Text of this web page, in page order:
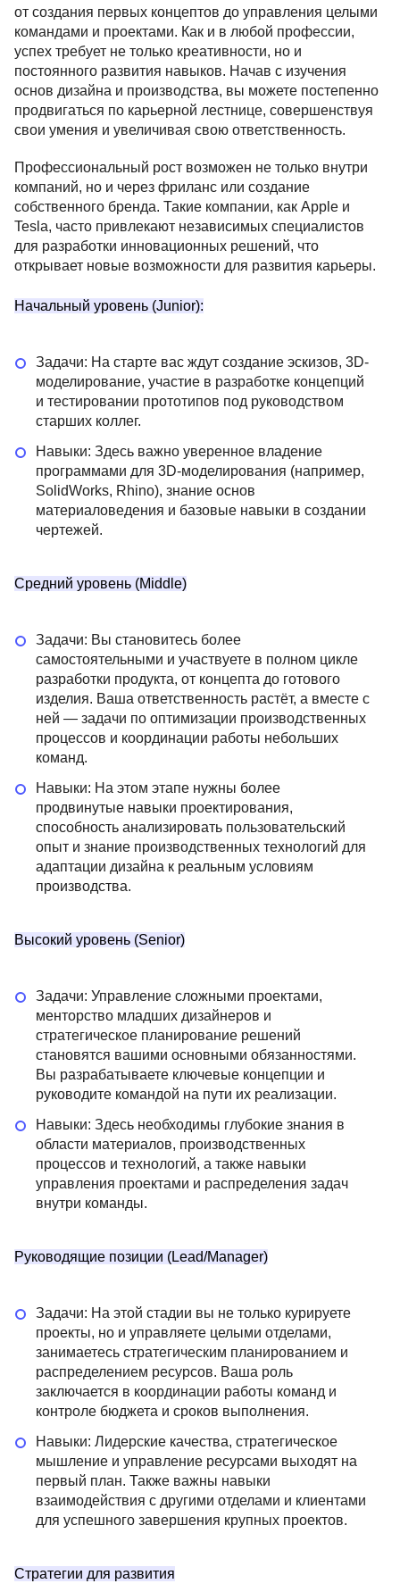
от создания первых концептов до управления целыми
командами и проектами. Как и в любой профессии,
успех требует не только креативности, но и
постоянного развития навыков. Начав с изучения
основ дизайна и производства, вы можете постепенно
продвигаться по карьерной лестнице, совершенствуя
свои умения и увеличивая свою ответственность.
Профессиональный рост возможен не только внутри
компаний, но и через фриланс или создание
собственного бренда. Такие компании, как Apple и
Tesla, часто привлекают независимых специалистов
для разработки инновационных решений, что
открывает новые возможности для развития карьеры.
Начальный уровень (Junior):
Задачи: На старте вас ждут создание эскизов, 3D-
моделирование, участие в разработке концепций
и тестировании прототипов под руководством
старших коллег.
Навыки: Здесь важно уверенное владение
программами для 3D-моделирования (например,
SolidWorks, Rhino), знание основ
материаловедения и базовые навыки в создании
чертежей.
Средний уровень (Middle)
Задачи: Вы становитесь более
самостоятельными и участвуете в полном цикле
разработки продукта, от концепта до готового
изделия. Ваша ответственность растёт, а вместе с
ней — задачи по оптимизации производственных
процессов и координации работы небольших
команд.
Навыки: На этом этапе нужны более
продвинутые навыки проектирования,
способность анализировать пользовательский
опыт и знание производственных технологий для
адаптации дизайна к реальным условиям
производства.
Высокий уровень (Senior)
Задачи: Управление сложными проектами,
менторство младших дизайнеров и
стратегическое планирование решений
становятся вашими основными обязанностями.
Вы разрабатываете ключевые концепции и
руководите командой на пути их реализации.
Навыки: Здесь необходимы глубокие знания в
области материалов, производственных
процессов и технологий, а также навыки
управления проектами и распределения задач
внутри команды.
Руководящие позиции (Lead/Manager)
Задачи: На этой стадии вы не только курируете
проекты, но и управляете целыми отделами,
занимаетесь стратегическим планированием и
распределением ресурсов. Ваша роль
заключается в координации работы команд и
контроле бюджета и сроков выполнения.
Навыки: Лидерские качества, стратегическое
мышление и управление ресурсами выходят на
первый план. Также важны навыки
взаимодействия с другими отделами и клиентами
для успешного завершения крупных проектов.
Стратегии для развития
54 отзыва
Подробнее
Нетология 47 отзывов
от 5 427 ₽ Подробнее